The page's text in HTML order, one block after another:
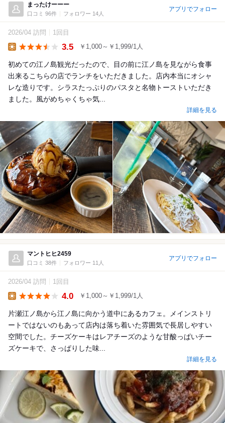
まったけーーー
口コミ 96件 フォロワー 14人
アプリでフォロー
2026/04 訪問 1回目
3.5 ￥1,000～￥1,999/1人
初めての江ノ島観光だったので、目の前に江ノ島を見ながら食事
出来るこちらの店でランチをいただきました。店内本当にオシャ
レな造りです。シラスたっぷりのパスタと名物トーストいただき
ました。風がめちゃくちゃ気...
詳細を見る
マントヒヒ2459
口コミ 38件 フォロワー 11人
アプリでフォロー
2026/04 訪問 1回目
4.0 ￥1,000～￥1,999/1人
片瀬江ノ島から江ノ島に向かう道中にあるカフェ。メインストリ
ートではないのもあって店内は落ち着いた雰囲気で長居しやすい
空間でした。チーズケーキはレアチーズのような甘酸っぱいチー
ズケーキで、さっぱりした味...
詳細を見る